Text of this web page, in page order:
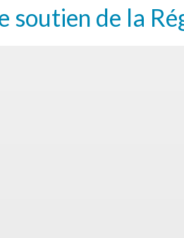
soutien de la